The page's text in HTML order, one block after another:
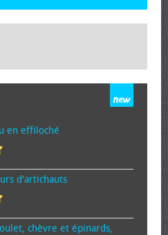
en effiloché
d'artichauts
chèvre et épinards,